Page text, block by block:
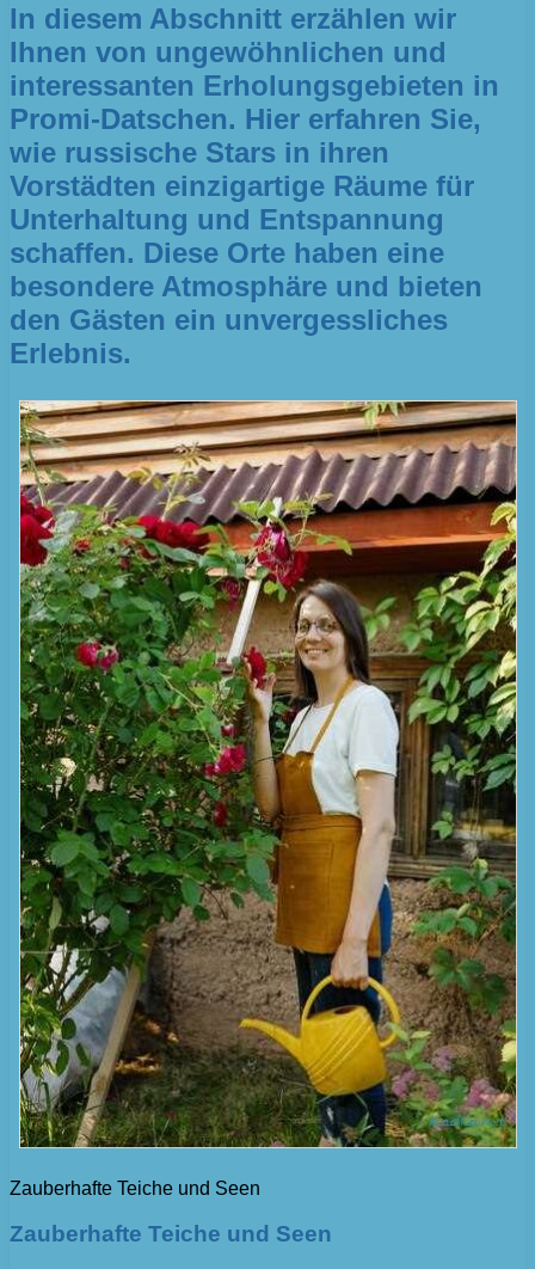
In diesem Abschnitt erzählen wir
Ihnen von ungewöhnlichen und
interessanten Erholungsgebieten in
Promi-Datschen. Hier erfahren Sie,
wie russische Stars in ihren
Vorstädten einzigartige Räume für
Unterhaltung und Entspannung
schaffen. Diese Orte haben eine
besondere Atmosphäre und bieten
den Gästen ein unvergessliches
Erlebnis.
Zauberhafte Teiche und Seen
Zauberhafte Teiche und Seen